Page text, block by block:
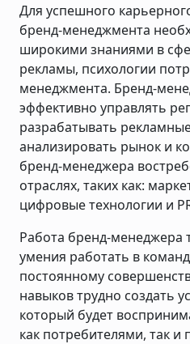
Для успешного
бренд-менеджмента
широкими знаниями в
рекламы, психологии
менеджмента. Бренд-
эффективно управлять
разрабатывать
анализировать рынок и
бренд-менеджера
отраслях, таких как:
цифровые технологии и
Работа бренд-менеджера
умения работать в
постоянному
навыков трудно создать
который будет
как потребителями, так и